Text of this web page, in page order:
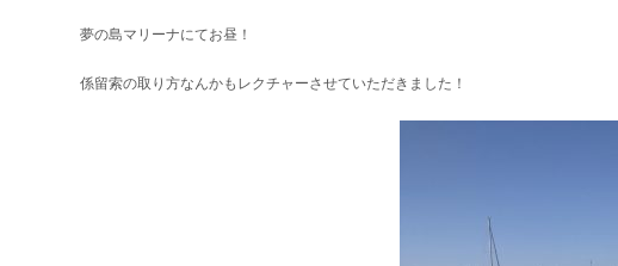
夢の島マリーナにてお昼！
係留索の取り方なんかもレクチャーさせていただきました！